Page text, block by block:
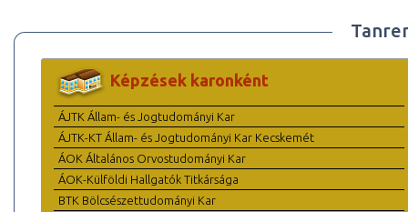
Képzések karonként
ÁJTK Állam- és Jogtudományi Kar
ÁJTK-KT Állam- és Jogtudományi Kar Kecskemét
ÁOK Általános Orvostudományi Kar
ÁOK-Külföldi Hallgatók Titkársága
BTK Bölcsészettudományi Kar